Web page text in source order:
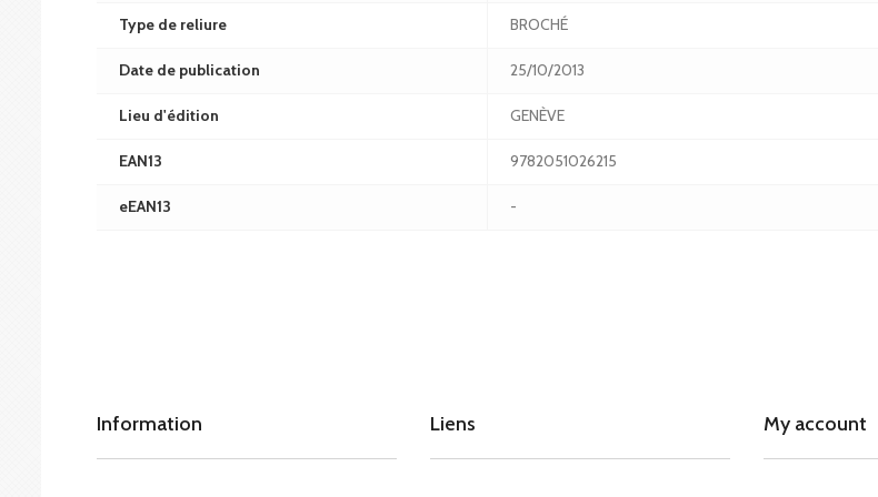
Type de reliure BROCHÉ
Date de publication 25/10/2013
Lieu d'édition GENÈVE
EAN13 9782051026215
eEAN13 -
Information Liens My account